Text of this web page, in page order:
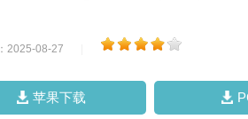
2025-08-27
苹果下载